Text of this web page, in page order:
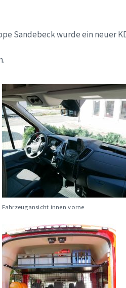
Sandebeck wurde ein neuer
Fahrzeugansicht innen vorne